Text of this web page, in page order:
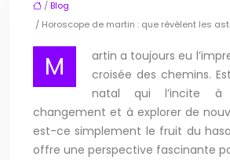
/Blog
/ Horoscope de martin : que révèlent les
M
artin a toujours eu
croisée des chemins.
natal qui l’incite à
changement et à explorer de
est-ce simplement le fruit du
offre une perspective fascinante